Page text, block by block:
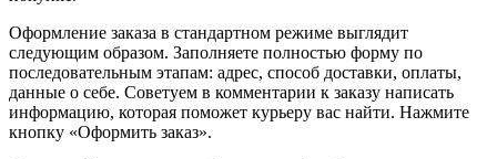
Оформление заказа в стандартном режиме выглядит
следующим образом. Заполняете полностью форму по
последовательным этапам: адрес, способ доставки, оплаты,
данные о себе. Советуем в комментарии к заказу написать
информацию, которая поможет курьеру вас найти. Нажмите
кнопку «Оформить заказ».